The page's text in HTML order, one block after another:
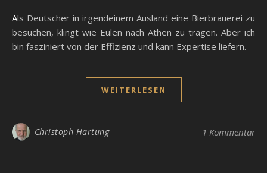
Als Deutscher in irgendeinem Ausland eine Bierbrauerei zu
besuchen, klingt wie Eulen nach Athen zu tragen. Aber ich
bin fasziniert von der Effizienz und kann Expertise liefern.
WEITERLESEN
Christoph Hartung 1 Kommentar